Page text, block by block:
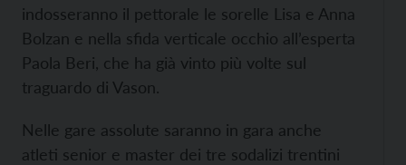
indosseranno il pettorale le sorelle Lisa e Anna
Bolzan e nella sfida verticale occhio all’esperta
Paola Beri, che ha già vinto più volte sul
traguardo di Vason.
Nelle gare assolute saranno in gara anche
atleti senior e master dei tre sodalizi trentini